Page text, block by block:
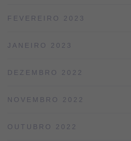
FEVEREIRO 2023
JANEIRO 2023
DEZEMBRO 2022
NOVEMBRO 2022
OUTUBRO 2022